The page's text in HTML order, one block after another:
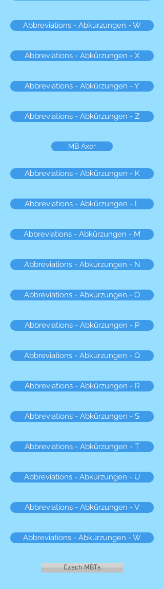
Abbreviations - Abkürzungen - W
Abbreviations - Abkürzungen - X
Abbreviations - Abkürzungen - Y
Abbreviations - Abkürzungen - Z
MB Axor
Abbreviations - Abkürzungen - K
Abbreviations - Abkürzungen - L
Abbreviations - Abkürzungen - M
Abbreviations - Abkürzungen - N
Abbreviations - Abkürzungen - O
Abbreviations - Abkürzungen - P
Abbreviations - Abkürzungen - Q
Abbreviations - Abkürzungen - R
Abbreviations - Abkürzungen - S
Abbreviations - Abkürzungen - T
Abbreviations - Abkürzungen - U
Abbreviations - Abkürzungen - V
Abbreviations - Abkürzungen - W
Czech MBTs